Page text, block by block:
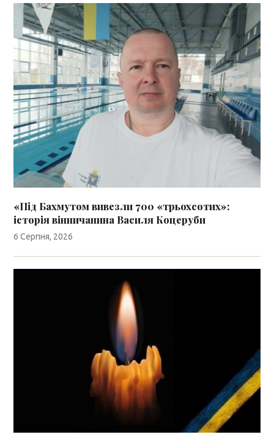
«Під Бахмутом вивезли 700 «трьохсотих»:
історія вінничанина Василя Коцеруби
6 Серпня, 2026